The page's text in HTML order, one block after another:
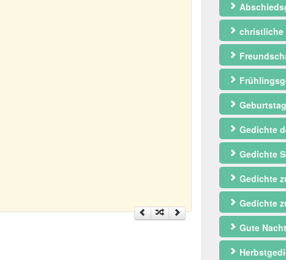
christliche
Gedichte
Gedichte
Gedichte
Gedichte
Gute